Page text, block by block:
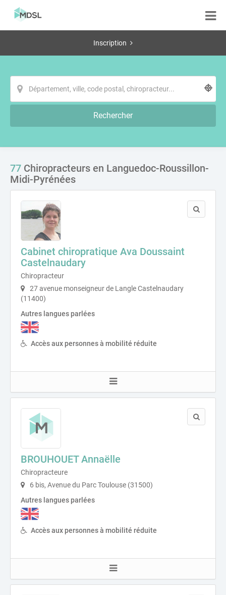
Inscription
Rechercher
77 Chiropracteurs en Languedoc-Roussillon-
Midi-Pyrénées
Cabinet chiropratique Ava Doussaint
Castelnaudary
Chiropracteur
27 avenue monseigneur de Langle Castelnaudary
(11400)
Autres langues parlées
Accès aux personnes à mobilité réduite
BROUHOUET Annaëlle
Chiropracteure
6 bis, Avenue du Parc Toulouse (31500)
Autres langues parlées
Accès aux personnes à mobilité réduite